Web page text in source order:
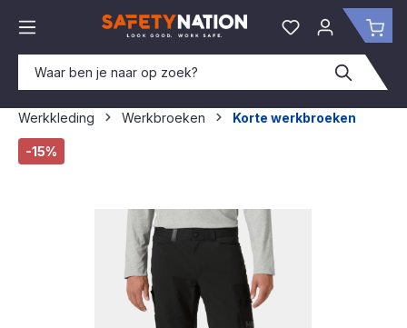
Je hebt 0 items
Werkkleding Werkbroeken
Korte werkbroeken
Afbeeldingengalerij overslaan
-15%